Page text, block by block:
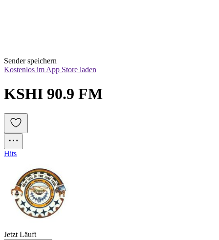
Sender speichern
Kostenlos im App Store laden
KSHI 90.9 FM
Hits
Jetzt Läuft